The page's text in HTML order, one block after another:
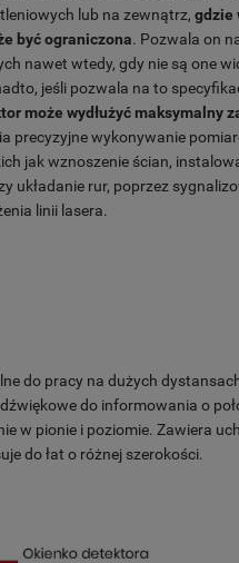
lub na zewnątrz, gdzie
być ograniczona. Pozwala on
nawet wtedy, gdy nie są one
jeśli pozwala na to
może wydłużyć maksymalny
precyzyjne wykonywanie
jak wznoszenie ścian,
układanie rur, poprzez
linii lasera.
do pracy na dużych
do informowania o
w pionie i poziomie. Zawiera
do łat o różnej szerokości.